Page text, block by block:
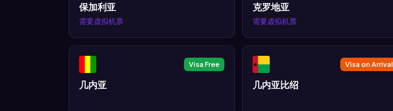
保加利亚
需要虚拟机票
克罗地亚
需要虚拟机票
Visa Free
几内亚
Visa on Arrival
几内亚比绍